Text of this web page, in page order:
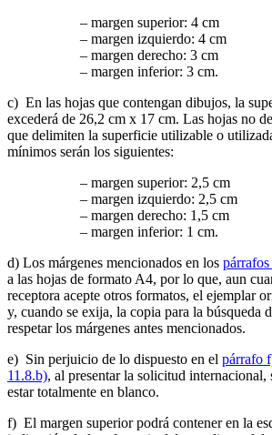
– margen superior: 4 cm
– margen izquierdo: 4 cm
– margen derecho: 3 cm
– margen inferior: 3 cm.
c) En las hojas que contengan dibujos, la
excederá de 26,2 cm x 17 cm. Las hojas no
que delimiten la superficie utilizable o
mínimos serán los siguientes:
– margen superior: 2,5 cm
– margen izquierdo: 2,5 cm
– margen derecho: 1,5 cm
– margen inferior: 1 cm.
d) Los márgenes mencionados en los párrafos
a las hojas de formato A4, por lo que, aun
receptora acepte otros formatos, el ejemplar
y, cuando se exija, la copia para la búsqueda
respetar los márgenes antes mencionados.
e) Sin perjuicio de lo dispuesto en el párrafo
11.8.b), al presentar la solicitud internacional,
estar totalmente en blanco.
f) El margen superior podrá contener en la